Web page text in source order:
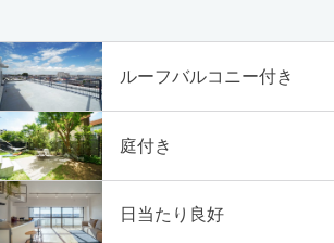
ルーフバルコニー付き
庭付き
日当たり良好